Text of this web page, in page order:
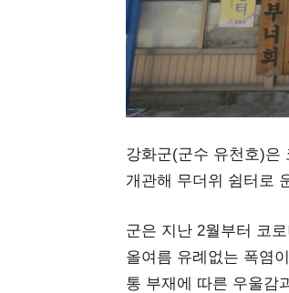
강화군(군수 유천호)은
개관해 무더위 쉼터로
군은 지난 2월부터 코
올여름 유례없는 폭염
통 부재에 따른 우울감